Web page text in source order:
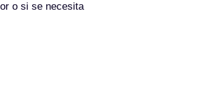
o si se necesita